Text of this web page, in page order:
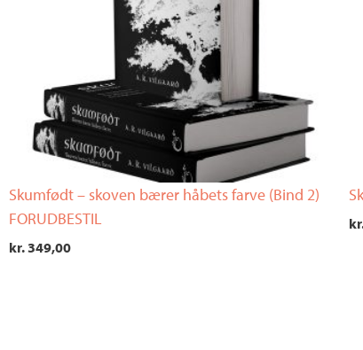
Skumfødt – skoven bærer håbets farve (Bind 2)
FORUDBESTIL
kr.349,00